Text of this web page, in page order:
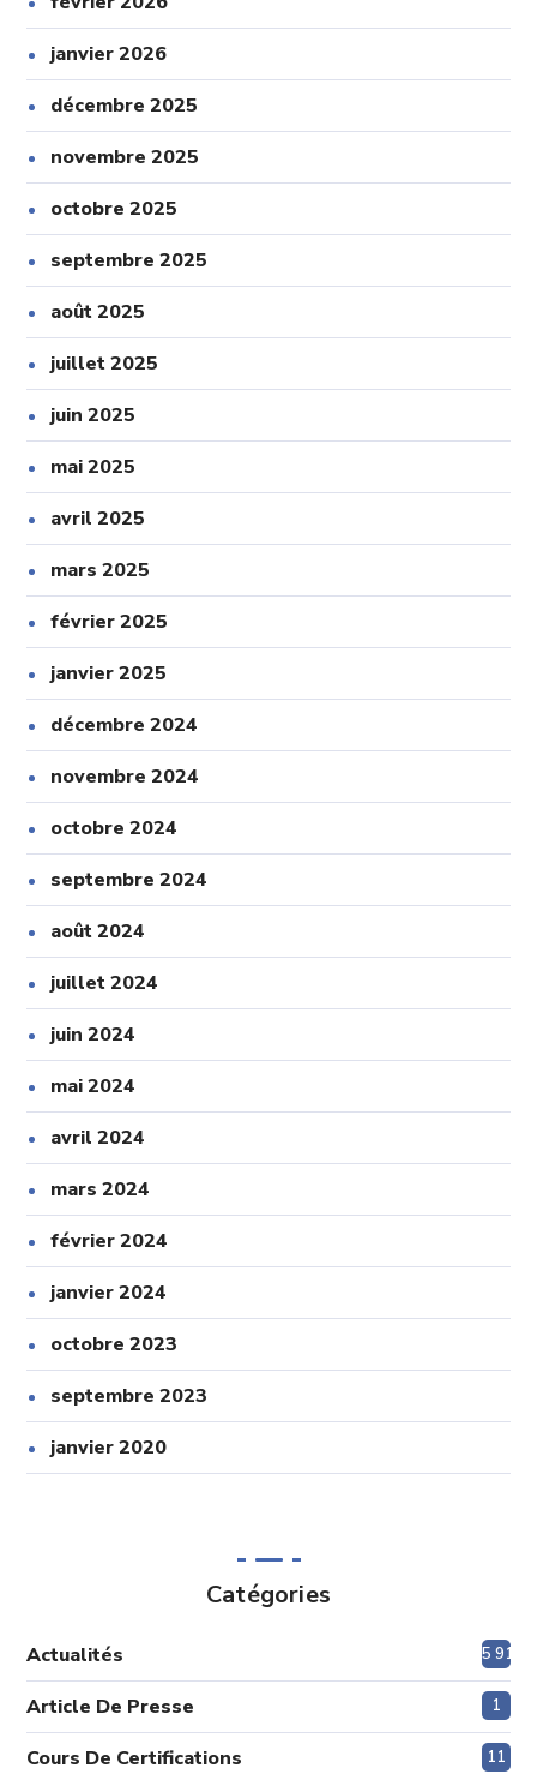
janvier 2026
décembre 2025
novembre 2025
octobre 2025
septembre 2025
août 2025
juillet 2025
juin 2025
mai 2025
avril 2025
mars 2025
février 2025
janvier 2025
décembre 2024
novembre 2024
octobre 2024
septembre 2024
août 2024
juillet 2024
juin 2024
mai 2024
avril 2024
mars 2024
février 2024
janvier 2024
octobre 2023
septembre 2023
janvier 2020
Catégories
Actualités 5 915
Article De Presse 1
Cours De Certifications 11